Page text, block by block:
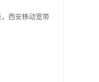
西安移动宽带